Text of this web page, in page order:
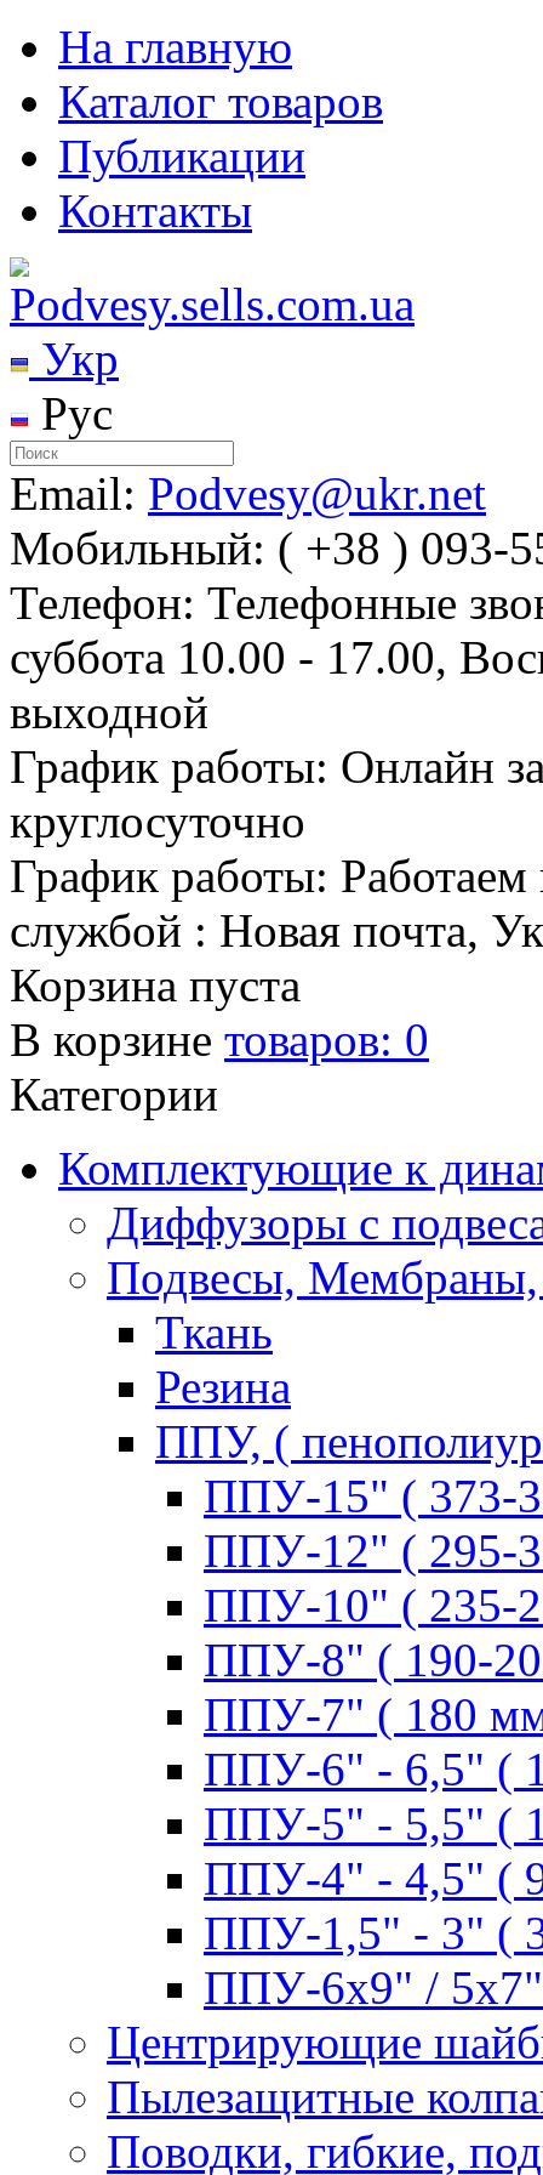
На главную
Каталог товаров
Публикации
Контакты
Укр
Рус
Email: Podvesy@ukr.net
Мобильный: ( +38 ) 093-
Телефон: Телефонные
суббота 10.00 - 17.00,
выходной
График работы: Онлайн
круглосуточно
График работы: Работаем
службой : Новая почта,
Корзина пуста
В корзине товаров: 0
Категории
Комплектующие к
Диффузоры с
Подвесы,
Ткань
Резина
ППУ, (
ППУ-15" ( 373-
ППУ-12" ( 295-
ППУ-10" ( 235-
ППУ-8" ( 190-
ППУ-7" ( 180
ППУ-6" - 6,5" (
ППУ-5" - 5,5" (
ППУ-4" - 4,5" (
ППУ-1,5" - 3" (
ППУ-6х9" / 5х7"
Центрирующие
Пылезащитные
Поводки, гибкие,